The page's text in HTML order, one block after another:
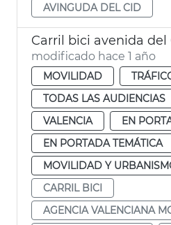
AVINGUDA DEL CID
Carril bici avenida del
modificado hace 1 año
MOVILIDAD
TODAS LAS AUDIENCIAS
VALENCIA
EN
EN PORTADA TEMÁTICA
MOVILIDAD Y
CARRIL BICI
AGENCIA VALENCIANA